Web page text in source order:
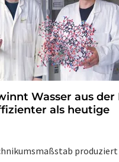
Wasser aus der
als heutige
produziert